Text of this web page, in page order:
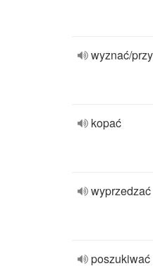
wyznać/
kopać
wyprzedzać
poszukiwać